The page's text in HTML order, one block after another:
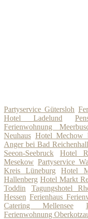
Partyservice Gütersloh
Hotel Ladelund
Ferienwohnung
Neuhaus Hotel Mechow
Anger bei Bad Reichenhall
Seeon-Seebruck
Hotel
Mesekow Partyservice
Kreis Lüneburg
Hotel
Hallenberg Hotel Markt
Toddin
Tagungshotel
Hessen Ferienhaus
Catering Mellensee
Ferienwohnung